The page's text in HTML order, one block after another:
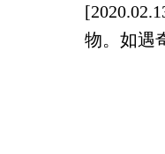
物。如遇